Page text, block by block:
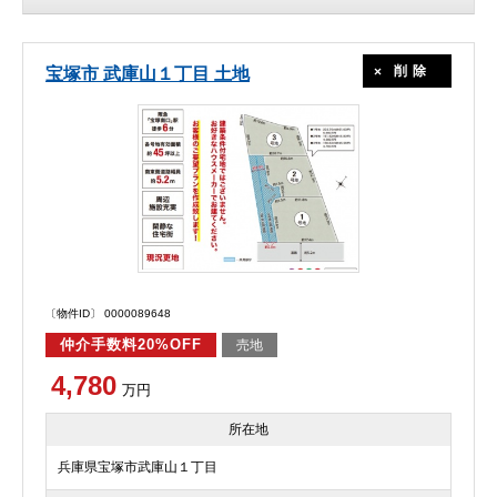
宝塚市 武庫山１丁目 土地 削除
〔物件ID〕 0000089648
仲介手数料20%OFF 売地
4,780 万円
所在地
兵庫県宝塚市武庫山１丁目